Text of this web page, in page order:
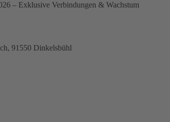
– Exklusive Verbindungen & Wachstum
91550 Dinkelsbühl